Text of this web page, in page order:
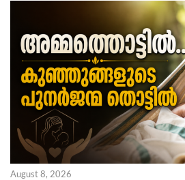
August 8, 2026